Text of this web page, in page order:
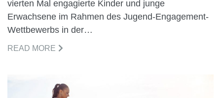
vierten Mal engagierte Kinder und junge
Erwachsene im Rahmen des Jugend-Engagement-
Wettbewerbs in der…
READ MORE